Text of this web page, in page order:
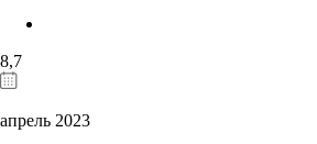
8,7
апрель 2023